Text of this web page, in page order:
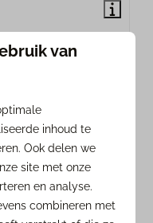
Bubbelbad
Bekijken
van
inhoud te
Ook delen we
site met onze
en analyse.
combineren met